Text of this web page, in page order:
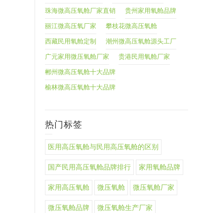
珠海微高压氧舱厂家直销 贵州家用氧舱品牌
丽江微高压氧厂家 攀枝花微高压氧舱
西藏民用氧舱定制 潮州微高压氧舱源头工厂
广元家用微压氧舱厂家 贵港民用氧舱厂家
郴州微高压氧舱十大品牌
榆林微高压氧舱十大品牌
热门标签
医用高压氧舱与民用高压氧舱的区别
国产民用高压氧舱品牌排行 家用氧舱品牌
家用高压氧舱 微压氧舱 微压氧舱厂家
微压氧舱品牌 微压氧舱生产厂家